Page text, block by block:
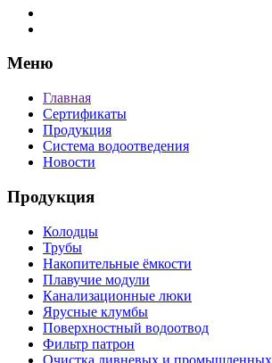
Меню
Главная
Сертификаты
Продукция
Система водоотведения
Новости
Продукция
Колодцы
Трубы
Накопительные ёмкости
Плавучие модули
Канализационные люки
Ярусные клумбы
Поверхностный водоотвод
Фильтр патрон
Очистка ливневых и промышленных